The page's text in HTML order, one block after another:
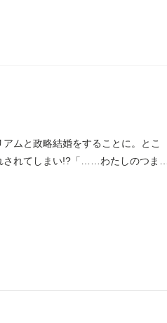
ムと政略結婚をすることに。とこ
されてしまい!?「……わたしのつま、